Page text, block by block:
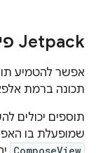
‫Jetpack פיתוח נייטיב
תכונה ברמת
תוספים יכולים
שמופעלת בו